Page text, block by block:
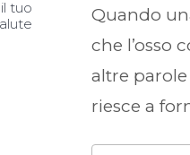
Quando
che l’osso
altre
riesce a